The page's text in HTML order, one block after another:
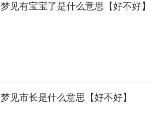
梦见有宝宝了是什么意思【好不好】
梦见市长是什么意思【好不好】